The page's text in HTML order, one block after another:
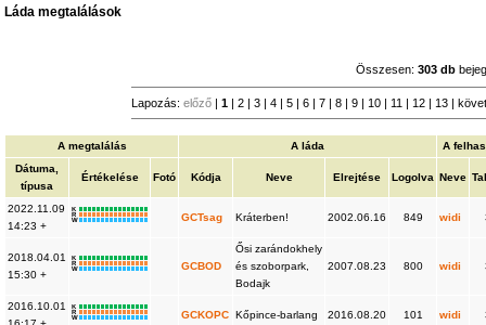
Láda megtalálások
Összesen:303 db
Lapozás:előző |1 | 2 | 3 | 4 | 5 | 6 | 7 | 8 | 9 | 10 | 11 | 12 | 13 |
A megtalálás A láda
A
Dátuma,
típusa
Értékelése Fotó Kódja Neve Elrejtése Logolva Neve
2022.11.09
14:23 +
K
R
W
GCTsag Kráterben! 2002.06.16 849 widi
2018.04.01
15:30 +
K
R
W
GCBOD
Ősi zarándokhely
és szoborpark,
Bodajk
2007.08.23 800 widi
2016.10.01
K
R
W
GCKOPC Kőpince-barlang 2016.08.20 101 widi